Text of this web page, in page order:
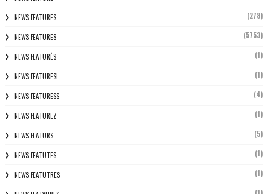
NEWS FEATURES (278)
NEWS FEATURES (5753)
NEWS FEATURÈS (1)
NEWS FEATURESL (1)
NEWS FEATURESS (4)
NEWS FEATUREZ (1)
NEWS FEATURS (5)
NEWS FEATUTES (1)
NEWS FEATUTRES (1)